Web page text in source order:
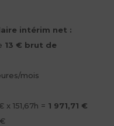
intérim net :
13 € brut de
mois
151,67h = 1 971,71 €